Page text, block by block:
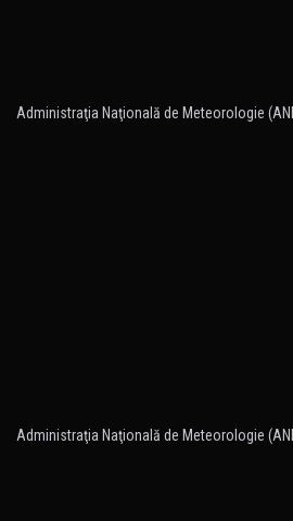
Administraţia Naţională de Meteorologie
Administraţia Naţională de Meteorologie